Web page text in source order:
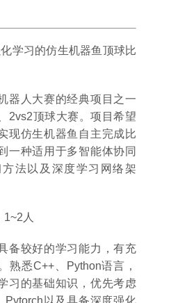
习的仿生机器鱼顶球比
人大赛的经典项目之一
2vs2顶球大赛。项目希望
现仿生机器鱼自主完成比
一种适用于多智能体协同
法以及深度学习网络架
人
较好的学习能力，有充
熟悉C++、Python语言，
习的基础知识，优先考虑